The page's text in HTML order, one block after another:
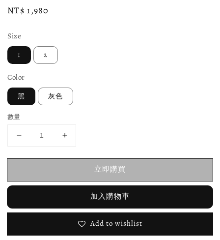
Regular
NT$ 1,980
Size
1 2
Color
黑 灰色
數量
立即購買
加入購物車
Add to wishlist